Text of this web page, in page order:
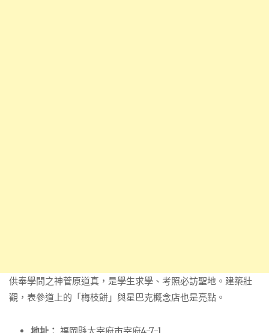
供奉學問之神菅原道真，是學生求學、考照必訪聖地。建築壯
觀，表參道上的「梅枝餅」與星巴克概念店也是亮點。